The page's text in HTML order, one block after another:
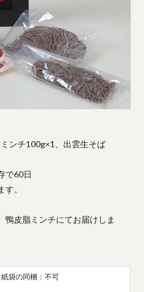
ンチ100g×1、出雲生そば
で60日
。
皮脂ミンチにてお届けしま
袋の同梱：不可